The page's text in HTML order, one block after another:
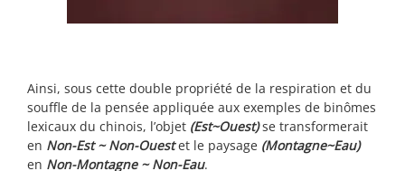
Ainsi, sous cette double propriété de la respiration et du
souffle de la pensée appliquée aux exemples de binômes
lexicaux du chinois, l’objet (Est~Ouest)se transformerait
en Non-Est ~ Non-Ouestet le paysage (Montagne~Eau)
en Non-Montagne ~ Non-Eau.